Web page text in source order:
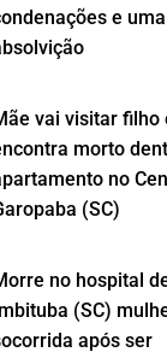
e uma
vai visitar filho
morto
no
(SC)
no hospital
(SC)
após ser